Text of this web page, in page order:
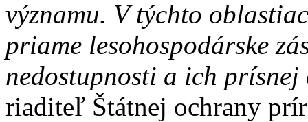
významu. V týchto
priame lesohospodárske
nedostupnosti a ich prísnej
riaditeľ Štátnej ochrany